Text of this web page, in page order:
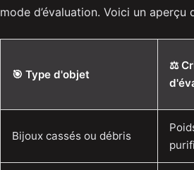
mode d’évaluation. Voici un
🎯 Type d'objet
⚖️
Bijoux cassés ou débris